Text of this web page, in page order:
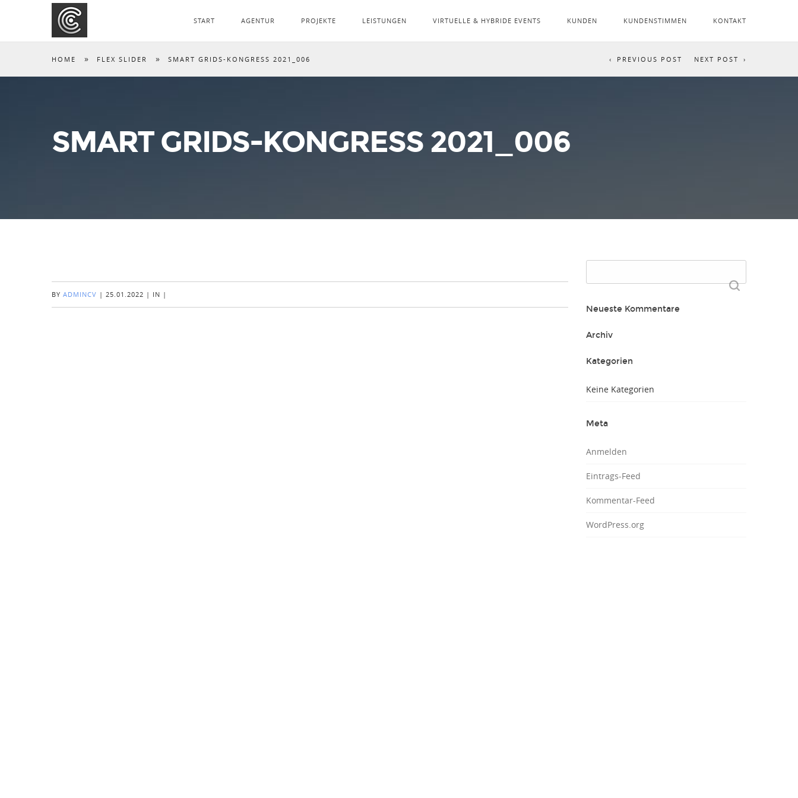
START AGENTUR PROJEKTE LEISTUNGEN VIRTUELLE & HYBRIDE EVENTS KUNDEN KUNDENSTIMMEN KONTAKT
HOME » FLEX SLIDER » SMART GRIDS-KONGRESS 2021_006 NEXT POST
PREVIOUS POST
SMART GRIDS-KONGRESS 2021_006
BY ADMINCV | 25.01.2022 | IN |
nach:
Neueste Kommentare
Archiv
Kategorien
Keine Kategorien
Meta
Anmelden
Eintrags-Feed
Kommentar-Feed
WordPress.org